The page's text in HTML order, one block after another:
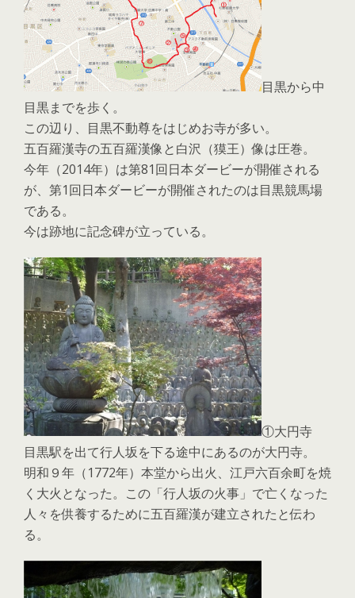
目黒から中
目黒までを歩く。
この辺り、目黒不動尊をはじめお寺が多い。
五百羅漢寺の五百羅漢像と白沢（獏王）像は圧巻。
今年（2014年）は第81回日本ダービーが開催される
が、第1回日本ダービーが開催されたのは目黒競馬場
である。
今は跡地に記念碑が立っている。
①大円寺
目黒駅を出て行人坂を下る途中にあるのが大円寺。
明和９年（1772年）本堂から出火、江戸六百余町を焼
く大火となった。この「行人坂の火事」で亡くなった
人々を供養するために五百羅漢が建立されたと伝わ
る。